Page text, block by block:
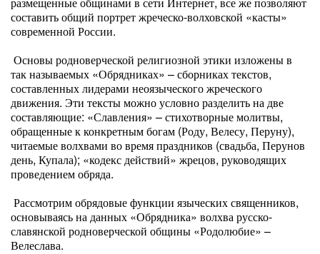
составить общий портрет жреческо-волховской «касты»
современной России.
Основы родноверческой религиозной этики изложены в
так называемых «Обрядниках» – сборниках текстов,
составленных лидерами неоязыческого жреческого
движения. Эти тексты можно условно разделить на две
составляющие: «Славления» – стихотворные молитвы,
обращенные к конкретным богам (Роду, Велесу, Перуну),
читаемые волхвами во время праздников (свадьба, Перунов
день, Купала); «кодекс действий» жрецов, руководящих
проведением обряда.
Рассмотрим обрядовые функции языческих священников,
основываясь на данных «Обрядника» волхва русско-
славянской родноверческой общины «Родолюбие» –
Велеслава.